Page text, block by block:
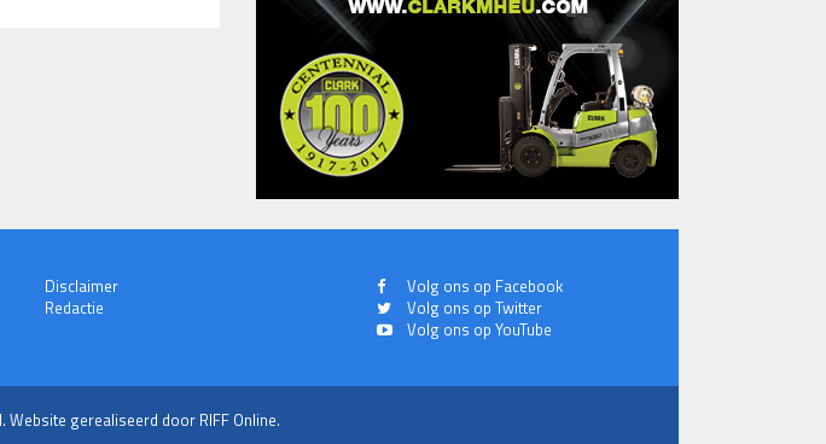
Disclaimer
Redactie
Volg ons op Facebook
Volg ons op Twitter
Volg ons op YouTube
Website gerealiseerd door RIFF Online.